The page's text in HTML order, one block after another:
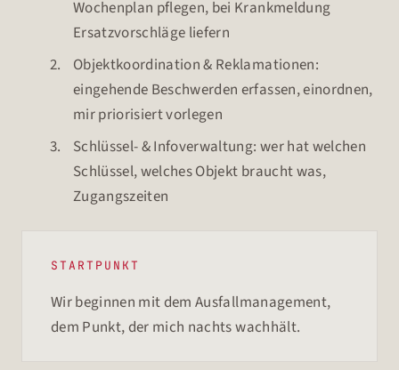
Wochenplan pflegen, bei Krankmeldung
Ersatzvorschläge liefern
Objektkoordination & Reklamationen:
eingehende Beschwerden erfassen, einordnen,
mir priorisiert vorlegen
Schlüssel- & Infoverwaltung: wer hat welchen
Schlüssel, welches Objekt braucht was,
Zugangszeiten
STARTPUNKT
Wir beginnen mit dem Ausfallmanagement,
dem Punkt, der mich nachts wachhält.